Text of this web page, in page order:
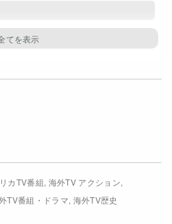
・ウィガム
ストン・モタ
カTV番組 海外TV アクション
TV番組・ドラマ 海外TV歴史